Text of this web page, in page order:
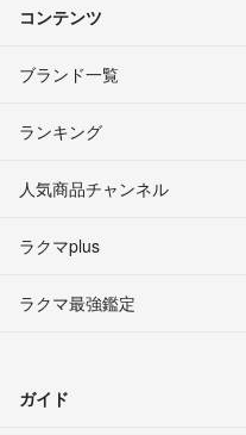
コンテンツ
ブランド一覧
ランキング
人気商品チャンネル
ラクマplus
ラクマ最強鑑定
ガイド